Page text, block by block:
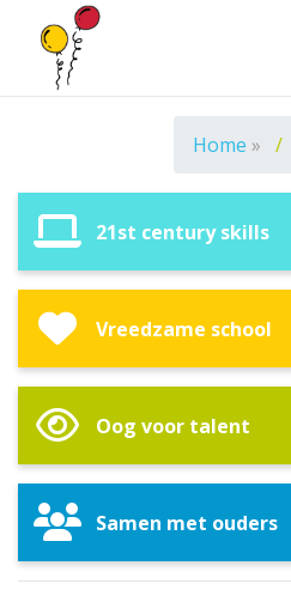
Home »
21st century skills
Vreedzame school
Oog voor talent
Samen met ouders